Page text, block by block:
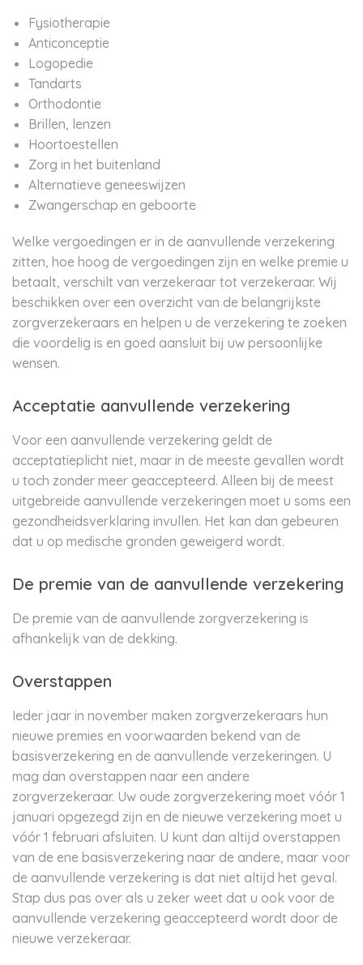
Fysiotherapie
Anticonceptie
Logopedie
Tandarts
Orthodontie
Brillen, lenzen
Hoortoestellen
Zorg in het buitenland
Alternatieve geneeswijzen
Zwangerschap en geboorte
Welke vergoedingen er in de aanvullende verzekering
zitten, hoe hoog de vergoedingen zijn en welke premie u
betaalt, verschilt van verzekeraar tot verzekeraar. Wij
beschikken over een overzicht van de belangrijkste
zorgverzekeraars en helpen u de verzekering te zoeken
die voordelig is en goed aansluit bij uw persoonlijke
wensen.
Acceptatie aanvullende verzekering
Voor een aanvullende verzekering geldt de
acceptatieplicht niet, maar in de meeste gevallen wordt
u toch zonder meer geaccepteerd. Alleen bij de meest
uitgebreide aanvullende verzekeringen moet u soms een
gezondheidsverklaring invullen. Het kan dan gebeuren
dat u op medische gronden geweigerd wordt.
De premie van de aanvullende verzekering
De premie van de aanvullende zorgverzekering is
afhankelijk van de dekking.
Overstappen
Ieder jaar in november maken zorgverzekeraars hun
nieuwe premies en voorwaarden bekend van de
basisverzekering en de aanvullende verzekeringen. U
mag dan overstappen naar een andere
zorgverzekeraar. Uw oude zorgverzekering moet vóór 1
januari opgezegd zijn en de nieuwe verzekering moet u
vóór 1 februari afsluiten. U kunt dan altijd overstappen
van de ene basisverzekering naar de andere, maar voor
de aanvullende verzekering is dat niet altijd het geval.
Stap dus pas over als u zeker weet dat u ook voor de
aanvullende verzekering geaccepteerd wordt door de
nieuwe verzekeraar.